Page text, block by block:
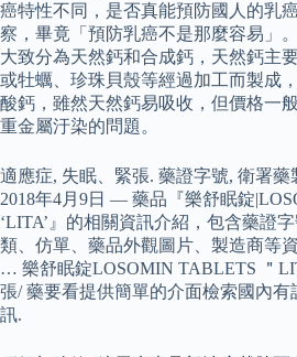
癌特性不同，是否真能預防國人的乳
察，畢竟「預防乳癌不是那麼容易」
大致分為天然鈣和合成鈣，天然鈣主
或牡蠣、珍珠貝殼等經過加工而製成
酸鈣，雖然天然鈣易吸收，但價格一
重金屬汙染的問題。
適應症, 失眠、緊張. 藥證字號, 衛署藥
2018年4月9日 — 藥品『樂舒眠錠
‘LITA’』的相關資訊介紹，包含藥證
類、仿單、藥品外觀圖片、製造商等
… 樂舒眠錠LOSOMIN TABLETS ＂
張/ 藥要看提供簡單的介面檢索國內有
訊.